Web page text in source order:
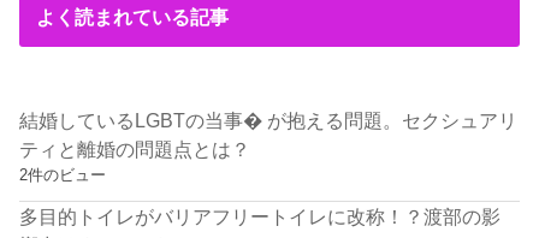
よく読まれている記事
結婚しているLGBTの当事� が抱える問題。セクシュアリ
ティと離婚の問題点とは？
2件のビュー
多目的トイレがバリアフリートイレに改称！？渡部の影